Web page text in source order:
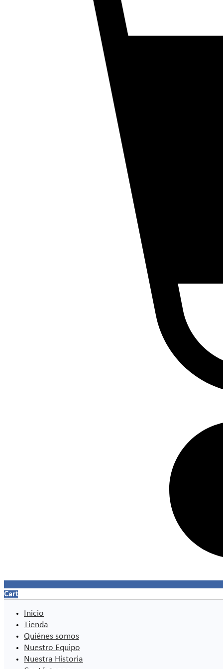
Cart
Inicio
Tienda
Quiénes somos
Nuestro Equipo
Nuestra Historia